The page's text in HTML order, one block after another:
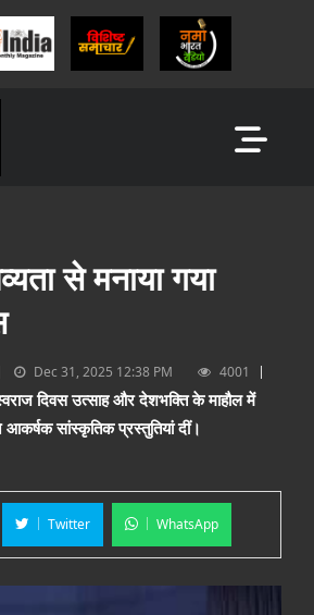
से मनाया गया
Dec 31, 2025 12:38 PM 4001
स्वराज दिवस उत्साह और देशभक्ति के माहौल में
आकर्षक सांस्कृतिक प्रस्तुतियां दीं।
Twitter WhatsApp